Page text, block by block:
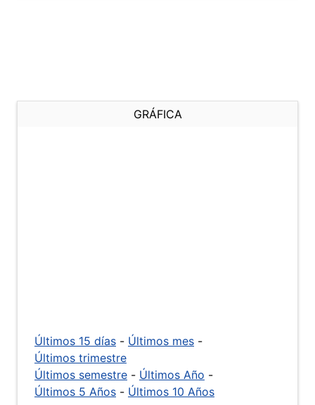
GRÁFICA
Últimos 15 días - Últimos mes -
Últimos trimestre
Últimos semestre - Últimos Año -
Últimos 5 Años - Últimos 10 Años